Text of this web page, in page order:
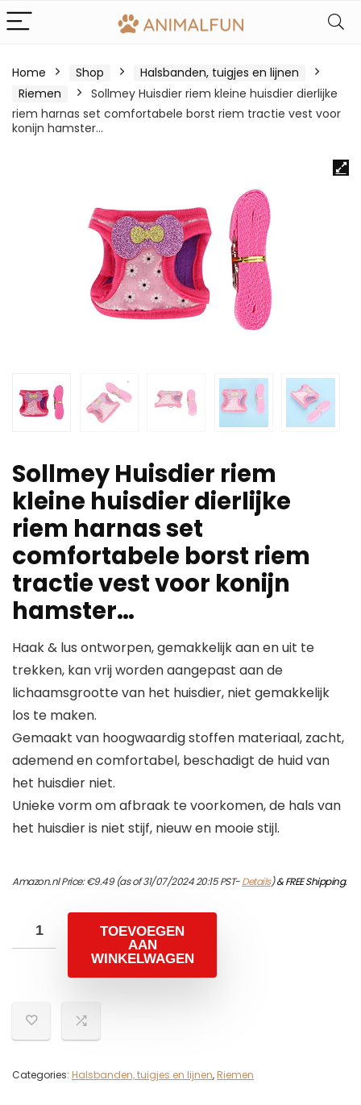
Home Shop
Halsbanden, tuigjes en lijnen
Riemen
Sollmey Huisdier riem kleine huisdier dierlijke
riem harnas set comfortabele borst riem tractie vest voor
konijn hamster…
Sollmey Huisdier riem
kleine huisdier dierlijke
riem harnas set
comfortabele borst riem
tractie vest voor konijn
hamster…
Haak & lus ontworpen, gemakkelijk aan en uit te
trekken, kan vrij worden aangepast aan de
lichaamsgrootte van het huisdier, niet gemakkelijk
los te maken.
Gemaakt van hoogwaardig stoffen materiaal, zacht,
ademend en comfortabel, beschadigt de huid van
het huisdier niet.
Unieke vorm om afbraak te voorkomen, de hals van
het huisdier is niet stijf, nieuw en mooie stijl.
Amazon.nl Price:€9.49(as of 31/07/2024 20:15 PST-Details)&FREE Shipping.
TOEVOEGEN
AAN
WINKELWAGEN
Categories: Halsbanden, tuigjes en lijnen, Riemen